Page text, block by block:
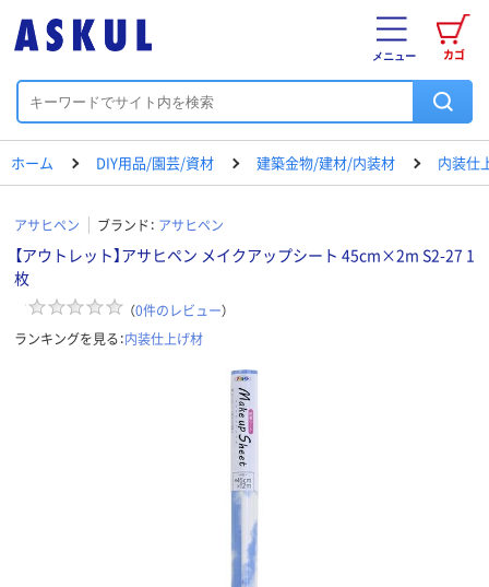
カゴ
メニュー
ホーム DIY用品/園芸/資材 建築金物/建材/内装材 内装仕
アサヒペン ブランド： アサヒペン
【アウトレット】アサヒペン メイクアップシート 45cm×2m S2-27 1
枚
（0件のレビュー）
ランキングを見る：内装仕上げ材